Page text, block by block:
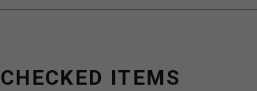
CHECKED ITEMS